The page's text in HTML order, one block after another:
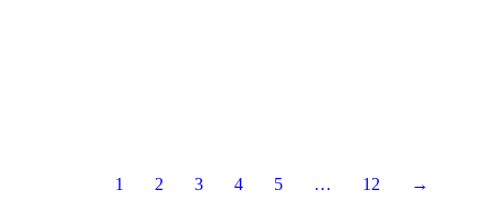
1 2 3 4 5 … 12 →